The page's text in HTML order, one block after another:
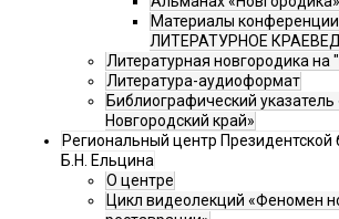
Материалы
ЛИТЕРАТУРНОЕ
Литературная новгородика на
Литература-аудиоформат
Библиографический
Новгородский край»
Региональный центр Президентской
Б.Н. Ельцина
О центре
Цикл видеолекций «Феномен